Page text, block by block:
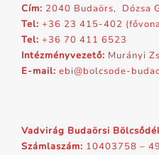
Cím: 2040 Budaörs, Dózsa
Tel: +36 23 415-402
Tel: +36 70 411 6523
Intézményvezető: Murányi
E-mail: ebi@bolcsode-
Vadvirág Budaörsi
Számlaszám: 10403758 –